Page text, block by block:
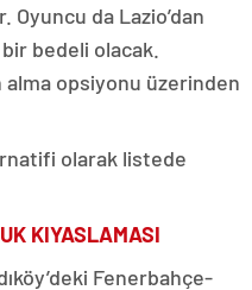
Oyuncu da Lazio’dan
bir bedeli olacak.
alma opsiyonu üzerinden
olarak listede
KIYASLAMASI
Fenerbahçe-